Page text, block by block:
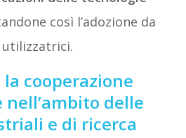
così l’adozione da
utilizzatrici.
cooperazione
delle
e di ricerca